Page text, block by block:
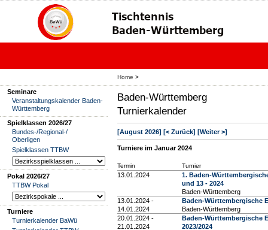
Home >
Seminare
Veranstaltungskalender Baden-
Württemberg
Spielklassen 2026/27
Bundes-/Regional-/
Oberligen
Spielklassen TTBW
Pokal 2026/27
TTBW Pokal
Turniere
Turnierkalender BaWü
Baden-Württemberg
Turnierkalender
[August 2026] [< Zurück] [Weiter >]
Turniere im Januar 2024
Termin Turnier
13.01.2024
1. Baden-
und 13 - 2024
Baden-Württemberg
13.01.2024 -
14.01.2024
Baden-Württembergische
Baden-Württemberg
20.01.2024 -
21.01.2024
Baden-Württembergische
2023/2024